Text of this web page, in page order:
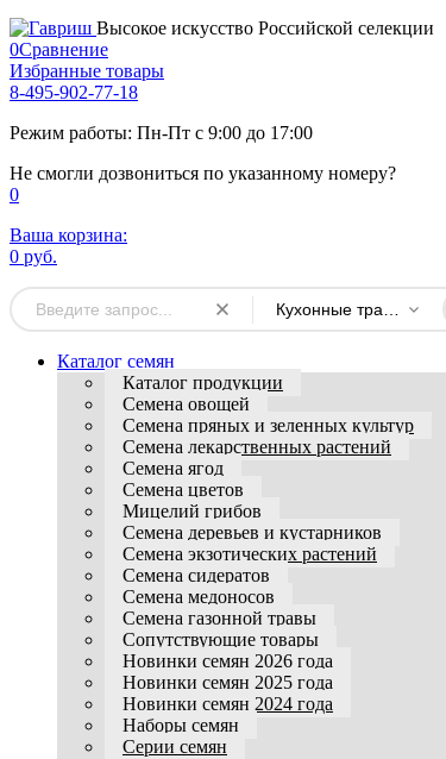
Высокое искусство Российской селекции
0Сравнение
Избранные товары
8-495-902-77-18
Режим работы: Пн-Пт с 9:00 до 17:00
Не смогли дозвониться по указанному номеру?
0
Ваша корзина:
0 руб.
Кухонные травы (набор семян)
Каталог семян
Каталог продукции
Семена овощей
Семена пряных и зеленных культур
Семена лекарственных растений
Семена ягод
Семена цветов
Мицелий грибов
Семена деревьев и кустарников
Семена экзотических растений
Семена сидератов
Семена медоносов
Семена газонной травы
Сопутствующие товары
Новинки семян 2026 года
Новинки семян 2025 года
Новинки семян 2024 года
Наборы семян
Серии семян